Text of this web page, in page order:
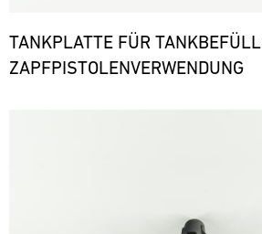
TANKPLATTE FÜR
ZAPFPISTOLENVERWENDUNG